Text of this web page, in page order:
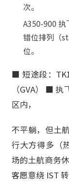
次。
A350-900
错位排列（
位。
■ 短途段：
（GVA） ■
区内，
不平躺，但土
行大方得多（
场的土航商务
客愿意绕 IST